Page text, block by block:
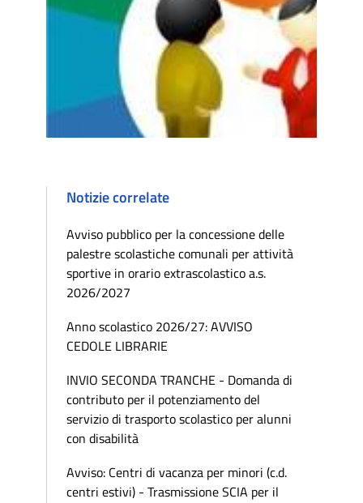
Notizie correlate
Avviso pubblico per la concessione delle
palestre scolastiche comunali per attività
sportive in orario extrascolastico a.s.
2026/2027
Anno scolastico 2026/27: AVVISO
CEDOLE LIBRARIE
INVIO SECONDA TRANCHE - Domanda di
contributo per il potenziamento del
servizio di trasporto scolastico per alunni
con disabilità
Avviso: Centri di vacanza per minori (c.d.
centri estivi) - Trasmissione SCIA per il